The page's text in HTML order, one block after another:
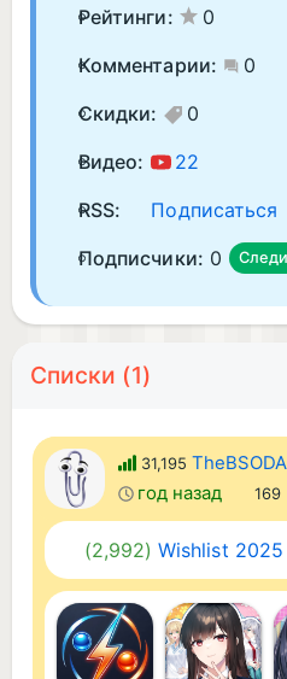
Рейтинги:
0
Комментарии:
0
Скидки:
0
Видео:
22
RSS:
Подписаться
Подписчики: 0
Списки (1)
31,195
год назад
169
(2,992) Wishlist 2025